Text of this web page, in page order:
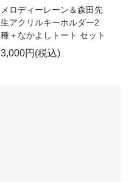
メロディーレーン＆森田先
生アクリルキーホルダー2
種＋なかよしトート セット
3,000円(税込)